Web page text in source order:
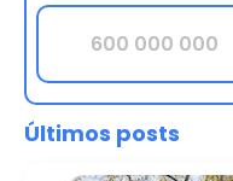
Últimos posts